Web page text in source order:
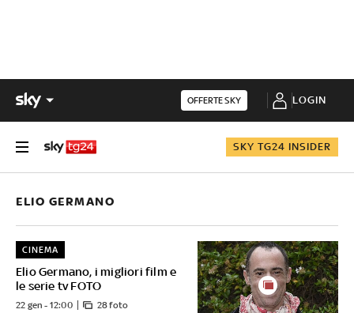
OFFERTE SKY LOGIN
SKY TG24 INSIDER
ELIO GERMANO
Elio Germano, i migliori film e
le serie tv FOTO
CINEMA
22 gen - 12:00 28 foto